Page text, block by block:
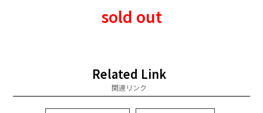
sold out
Related Link
関連リンク